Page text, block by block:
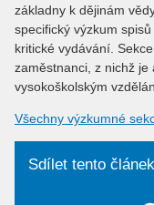
základny k dějinám
specifický výzkum
kritické vydávání.
zaměstnanci, z nichž
vysokoškolským
Všechny výzkumné
Sdílet tento článek